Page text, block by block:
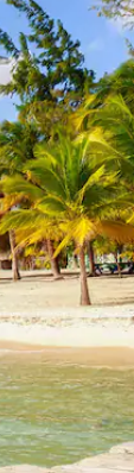
haut et vers